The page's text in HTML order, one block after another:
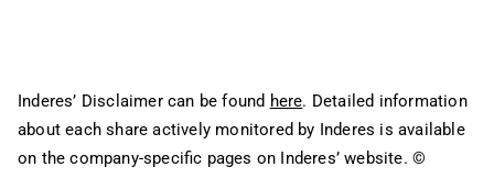
Inderes’ Disclaimer can be found here. Detailed information
about each share actively monitored by Inderes is available
on the company-specific pages on Inderes’ website. ©